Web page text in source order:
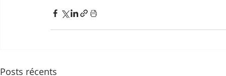
Posts récents